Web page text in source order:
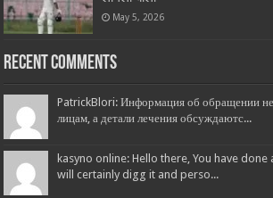
May 5, 2026
Recent Comments
PatrickBlori: Информация об обращении не
лицам, а детали лечения обсуждаютс...
kasyno online: Hello there, You have
will certainly digg it and perso...